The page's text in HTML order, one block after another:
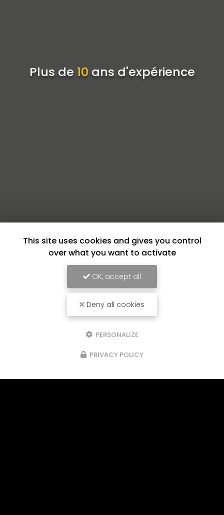
Plus de 10 ans d'expérience
This site uses cookies and gives you control
over what you want to activate
OK, accept all
Deny all cookies
PERSONALIZE
PRIVACY POLICY